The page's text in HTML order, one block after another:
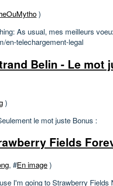
)
As usual, mes meilleurs
en-telechargement-legal
Belin - Le mot
)
le mot juste Bonus :
Fields
, #En image)
I'm going to Strawberry Fields